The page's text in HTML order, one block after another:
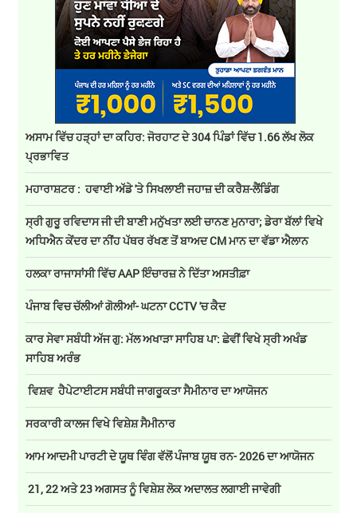
ਅਸਾਮ ਵਿੱਚ ਹੜ੍ਹਾਂ ਦਾ ਕਹਿਰ: ਜੋਰਹਾਟ ਦੇ 304 ਪਿੰਡਾਂ ਵਿੱਚ 1.66 ਲੱਖ ਲੋਕ
ਪ੍ਰਭਾਵਿਤ
ਮਹਾਰਾਸ਼ਟਰ : ਹਵਾਈ ਅੱਡੇ 'ਤੇ ਸਿਖਲਾਈ ਜਹਾਜ਼ ਦੀ ਕਰੈਸ਼-ਲੈਂਡਿੰਗ
ਸ੍ਰੀ ਗੁਰੂ ਰਵਿਦਾਸ ਜੀ ਦੀ ਬਾਣੀ ਮਨੁੱਖਤਾ ਲਈ ਚਾਨਣ ਮੁਨਾਰਾ; ਡੇਰਾ ਬੱਲਾਂ ਵਿਖੇ
ਅਧਿਐਨ ਕੇਂਦਰ ਦਾ ਨੀਂਹ ਪੱਥਰ ਰੱਖਣ ਤੋਂ ਬਾਅਦ CM ਮਾਨ ਦਾ ਵੱਡਾ ਐਲਾਨ
ਹਲਕਾ ਰਾਜਾਸਾਂਸੀ ਵਿੱਚ AAP ਇੰਚਾਰਜ਼ ਨੇ ਦਿੱਤਾ ਅਸਤੀਫ਼ਾ
ਪੰਜਾਬ ਵਿਚ ਚੱਲੀਆਂ ਗੋਲੀਆਂ- ਘਟਨਾ CCTV 'ਚ ਕੈਦ
ਕਾਰ ਸੇਵਾ ਸਬੰਧੀ ਅੱਜ ਗੁ: ਮੱਲ ਅਖਾੜਾ ਸਾਹਿਬ ਪਾ: ਛੇਵੀਂ ਵਿਖੇ ਸ੍ਰੀ ਅਖੰਡ
ਸਾਹਿਬ ਅਰੰਭ
ਵਿਸ਼ਵ ਹੈਪੇਟਾਈਟਸ ਸਬੰਧੀ ਜਾਗਰੂਕਤਾ ਸੈਮੀਨਾਰ ਦਾ ਆਯੋਜਨ
ਸਰਕਾਰੀ ਕਾਲਜ ਵਿਖੇ ਵਿਸ਼ੇਸ਼ ਸੈਮੀਨਾਰ
ਆਮ ਆਦਮੀ ਪਾਰਟੀ ਦੇ ਯੂਥ ਵਿੰਗ ਵੱਲੋਂ ਪੰਜਾਬ ਯੂਥ ਰਨ- 2026 ਦਾ ਆਯੋਜਨ
21, 22 ਅਤੇ 23 ਅਗਸਤ ਨੂੰ ਵਿਸ਼ੇਸ਼ ਲੋਕ ਅਦਾਲਤ ਲਗਾਈ ਜਾਵੇਗੀ